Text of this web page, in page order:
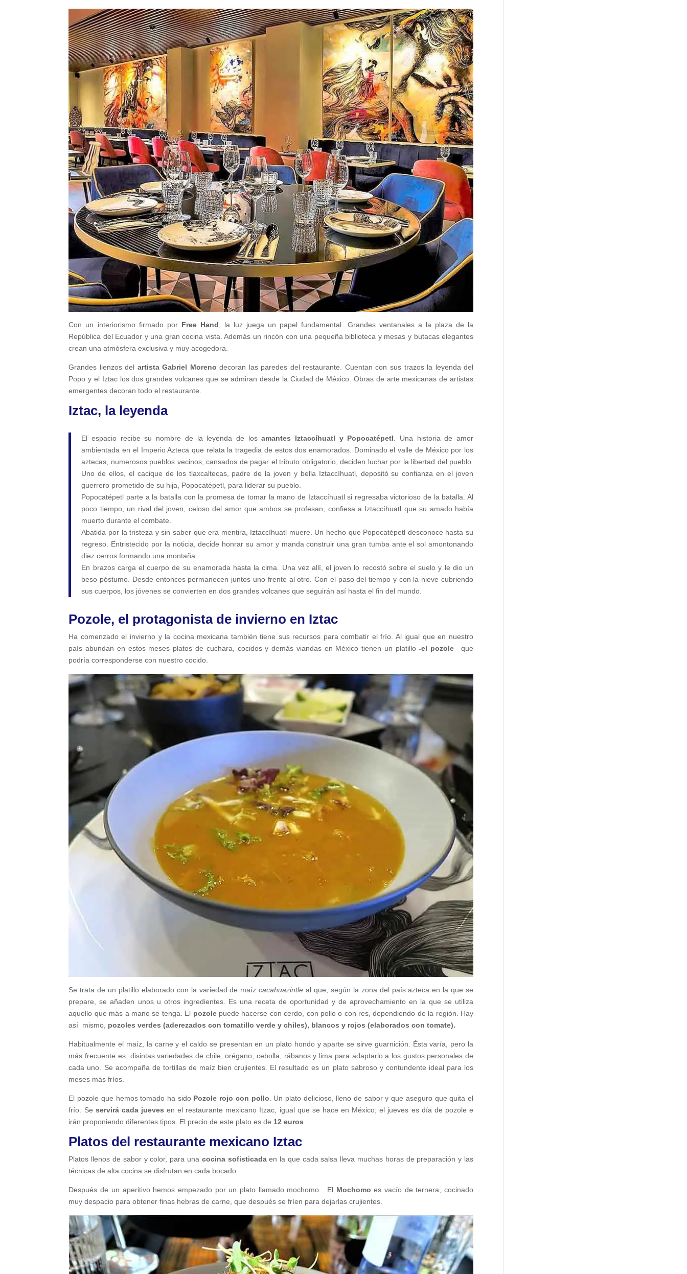
Con un interiorismo firmado por Free Hand, la luz juega un papel fundamental. Grandes ventanales a la plaza de la
República del Ecuador y una gran cocina vista. Además un rincón con una pequeña biblioteca y mesas y butacas elegantes
crean una atmósfera exclusiva y muy acogedora.
Grandes lienzos del artista Gabriel Moreno decoran las paredes del restaurante. Cuentan con sus trazos la leyenda del
Popo y el Iztac los dos grandes volcanes que se admiran desde la Ciudad de México. Obras de arte mexicanas de artistas
emergentes decoran todo el restaurante.
Iztac, la leyenda
El espacio recibe su nombre de la leyenda de losamantes Iztaccíhuatl y Popocatépetl. Una historia de amor
ambientada en el Imperio Azteca que relata la tragedia de estos dos enamorados. Dominado el valle de México por los
aztecas, numerosos pueblos vecinos, cansados de pagar el tributo obligatorio, deciden luchar por la libertad del pueblo.
Uno de ellos, el cacique de los tlaxcaltecas, padre de la joven y bella Iztaccíhuatl, depositó su confianza en el joven
guerrero prometido de su hija, Popocatépetl, para liderar su pueblo.
Popocatépetl parte a la batalla con la promesa de tomar la mano de Iztaccíhuatl si regresaba victorioso de la batalla. Al
poco tiempo, un rival del joven, celoso del amor que ambos se profesan, confiesa a Iztaccíhuatl que su amado había
muerto durante el combate.
Abatida por la tristeza y sin saber que era mentira, Iztaccíhuatl muere. Un hecho que Popocatépetl desconoce hasta su
regreso. Entristecido por la noticia, decide honrar su amor y manda construir una gran tumba ante el sol amontonando
diez cerros formando una montaña.
En brazos carga el cuerpo de su enamorada hasta la cima. Una vez allí, el joven lo recostó sobre el suelo y le dio un
beso póstumo. Desde entonces permanecen juntos uno frente al otro. Con el paso del tiempo y con la nieve cubriendo
sus cuerpos, los jóvenes se convierten en dos grandes volcanes que seguirán así hasta el fin del mundo.
Pozole, el protagonista de invierno en Iztac
Ha comenzado el invierno y la cocina mexicana también tiene sus recursos para combatir el frío. Al igual que en nuestro
país abundan en estos meses platos de cuchara, cocidos y demás viandas en México tienen un platillo-el pozole– que
podría corresponderse con nuestro cocido.
Se trata de un platillo elaborado con la variedad de maízcacahuazintle al que, según la zona del país azteca en la que se
prepare, se añaden unos u otros ingredientes. Es una receta de oportunidad y de aprovechamiento en la que se utiliza
aquello que más a mano se tenga. El pozolepuede hacerse con cerdo, con pollo o con res, dependiendo de la región. Hay
así mismo, pozolesverdes (aderezados con tomatillo verde y chiles), blancos y rojos (elaborados con tomate).
Habitualmente el maíz, la carne y el caldo se presentan en un plato hondo y aparte se sirve guarnición. Ésta varía, pero la
más frecuente es, disintas variedades de chile, orégano, cebolla, rábanos y lima para adaptarlo a los gustos personales de
cada uno. Se acompaña de tortillas de maíz bien crujientes. El resultado es un plato sabroso y contundente ideal para los
meses más fríos.
El pozole que hemos tomado ha sidoPozole rojo con pollo . Un plato delicioso, lleno de sabor y que aseguro que quita el
frío. Se servirá cada jueves en el restaurante mexicano Itzac, igual que se hace en México; el jueves es día de pozole e
irán proponiendo diferentes tipos. El precio de este plato es de 12 euros
Platos del restaurante mexicano Iztac
Platos llenos de sabor y color, para una cocina sofisticadaen la que cada salsa lleva muchas horas de preparación y las
técnicas de alta cocina se disfrutan en cada bocado.
Después de un aperitivo hemos empezado por un plato llamado mochomo. El Mochomo es vacío de ternera, cocinado
muy despacio para obtener finas hebras de carne, que después se fríen para dejarlas crujientes.